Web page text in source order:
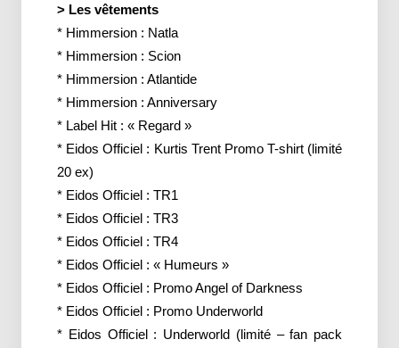
> Les vêtements
* Himmersion : Natla
* Himmersion : Scion
* Himmersion : Atlantide
* Himmersion : Anniversary
* Label Hit : « Regard »
* Eidos Officiel : Kurtis Trent Promo T-shirt (limité
20 ex)
* Eidos Officiel : TR1
* Eidos Officiel : TR3
* Eidos Officiel : TR4
* Eidos Officiel : « Humeurs »
* Eidos Officiel : Promo Angel of Darkness
* Eidos Officiel : Promo Underworld
* Eidos Officiel : Underworld (limité – fan pack